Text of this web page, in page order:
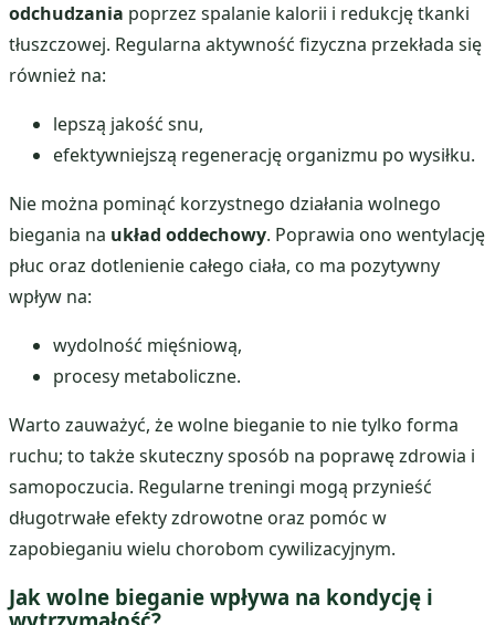
odchudzania poprzez spalanie kalorii i redukcję tkanki
tłuszczowej. Regularna aktywność fizyczna przekłada się
również na:
lepszą jakość snu,
efektywniejszą regenerację organizmu po wysiłku.
Nie można pominąć korzystnego działania wolnego
biegania na układ oddechowy. Poprawia ono wentylację
płuc oraz dotlenienie całego ciała, co ma pozytywny
wpływ na:
wydolność mięśniową,
procesy metaboliczne.
Warto zauważyć, że wolne bieganie to nie tylko forma
ruchu; to także skuteczny sposób na poprawę zdrowia i
samopoczucia. Regularne treningi mogą przynieść
długotrwałe efekty zdrowotne oraz pomóc w
zapobieganiu wielu chorobom cywilizacyjnym.
Jak wolne bieganie wpływa na kondycję i